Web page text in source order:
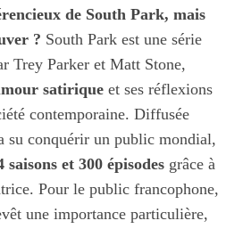
de South Park, mais
? South Park est une série
Trey Parker et Matt Stone,
satiriqueet ses réflexions
contemporaine. Diffusée
su conquérir un public mondial,
saisons et 300 épisodesgrâce à
Pour le public francophone,
une importance particulière,